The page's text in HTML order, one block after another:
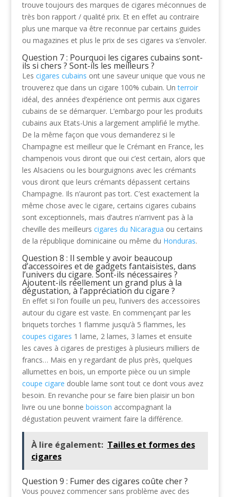
trouve toujours des marques de cigares méconnues de
très bon rapport / qualité prix. Et en effet au contraire
plus une marque va être reconnue par certains guides
ou magazines et plus le prix de ses cigares va s’envoler.
Question 7 : Pourquoi les cigares cubains sont-
ils si chers ? Sont-ils les meilleurs ?
Les cigares cubains ont une saveur unique que vous ne
trouverez que dans un cigare 100% cubain. Unterroir
idéal, des années d’expérience ont permis aux cigares
cubains de se démarquer. L’embargo pour les produits
cubains aux Etats-Unis a largement amplifié le mythe.
De la même façon que vous demanderez si le
Champagne est meilleur que le Crémant en France, les
champenois vous diront que oui c’est certain, alors que
les Alsaciens ou les bourguignons avec les crémants
vous diront que leurs crémants dépassent certains
Champagne. Ils n’auront pas tort. C’est exactement la
même chose avec le cigare, certains cigares cubains
sont exceptionnels, mais d’autres n’arrivent pas à la
cheville des meilleurs cigares du Nicaragua ou certains
de la république dominicaine ou même du Honduras.
Question 8 : Il semble y avoir beaucoup
d’accessoires et de gadgets fantaisistes, dans
l’univers du cigare. Sont-ils nécessaires ?
Ajoutent-ils réellement un grand plus à la
dégustation, à l’appréciation du cigare ?
En effet si l’on fouille un peu, l’univers des accessoires
autour du cigare est vaste. En commençant par les
briquets torches 1 flamme jusqu’à 5 flammes, les
coupes cigares 1 lame, 2 lames, 3 lames et ensuite
les caves à cigares de prestiges à plusieurs milliers de
francs… Mais en y regardant de plus près, quelques
allumettes en bois, un emporte pièce ou un simple
coupe cigare double lame sont tout ce dont vous avez
besoin. En revanche pour se faire bien plaisir un bon
livre ou une bonne boisson accompagnant la
dégustation peuvent vraiment faire la différence.
À lire également: Tailles et formes des
cigares
Question 9 : Fumer des cigares coûte cher ?
Vous pouvez commencer sans problème avec des